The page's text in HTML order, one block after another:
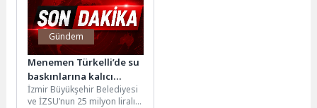
Gündem
Menemen Türkelli’de su
baskınlarına kalıcı
çözüm
İzmir Büyükşehir Belediyesi
ve İZSU’nun 25 milyon liralık